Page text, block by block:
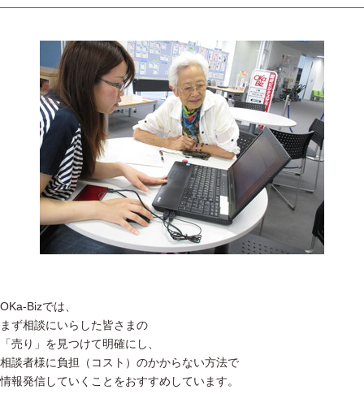
OKa-Bizでは、
まず相談にいらした皆さまの
「売り」を見つけて明確にし、
相談者様に負担（コスト）のかからない方法で
情報発信していくことをおすすめしています。